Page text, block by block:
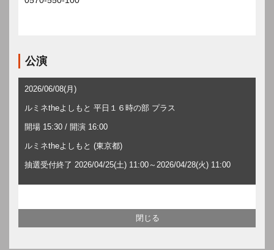
公演
2026/06/08(月)
ルミネtheよしもと 平日１６時の部 プラス
開場 15:30 / 開演 16:00
ルミネtheよしもと (東京都)
抽選受付終了 2026/04/25(土) 11:00～2026/04/28(火) 11:00